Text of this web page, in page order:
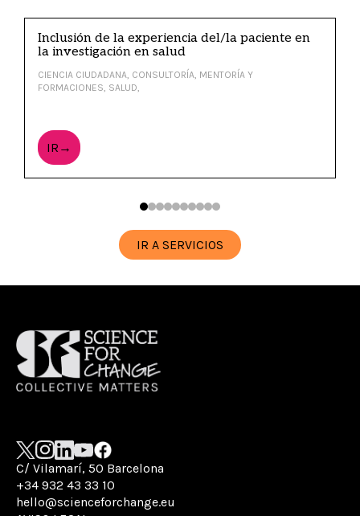
Inclusión de la experiencia del/la paciente en
la investigación en salud
CIENCIA CIUDADANA, CONSULTORÍA, MENTORÍA Y
FORMACIONES, SALUD,
IR→
IR A SERVICIOS
C/ Vilamarí, 50 Barcelona
+34 932 43 33 10
hello@scienceforchange.eu